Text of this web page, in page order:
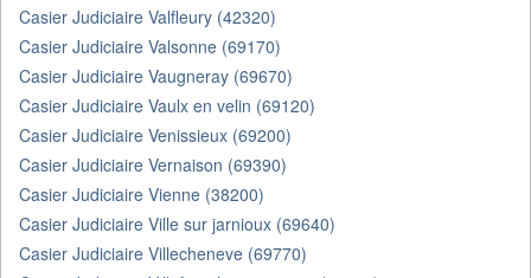
Casier Judiciaire Valfleury (42320)
Casier Judiciaire Valsonne (69170)
Casier Judiciaire Vaugneray (69670)
Casier Judiciaire Vaulx en velin (69120)
Casier Judiciaire Venissieux (69200)
Casier Judiciaire Vernaison (69390)
Casier Judiciaire Vienne (38200)
Casier Judiciaire Ville sur jarnioux (69640)
Casier Judiciaire Villecheneve (69770)